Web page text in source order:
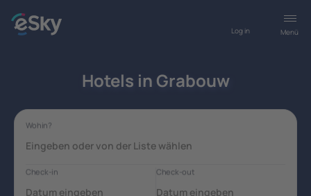
Menü
Log in
Hotels in Grabouw